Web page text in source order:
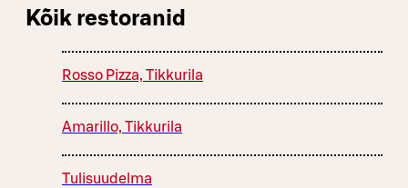
Kõik restoranid
Rosso Pizza, Tikkurila
Amarillo, Tikkurila
Tulisuudelma